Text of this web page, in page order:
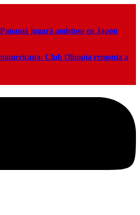
jugará amistoso en Japón
Club Olimpia remonta a